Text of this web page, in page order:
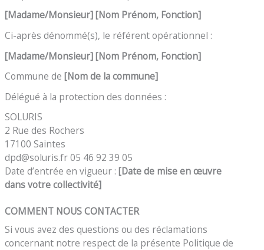
[Madame/Monsieur][Nom Prénom, Fonction]
Ci-après dénommé(s), le référent opérationnel :
[Madame/Monsieur][Nom Prénom, Fonction]
Commune de[Nom de la commune]
Délégué à la protection des données :
SOLURIS
2 Rue des Rochers
17100 Saintes
dpd@soluris.fr 05 46 92 39 05
Date d’entrée en vigueur :[Date de mise en œuvre
dans votre collectivité]
COMMENT NOUS CONTACTER
Si vous avez des questions ou des réclamations
concernant notre respect de la présente Politique de